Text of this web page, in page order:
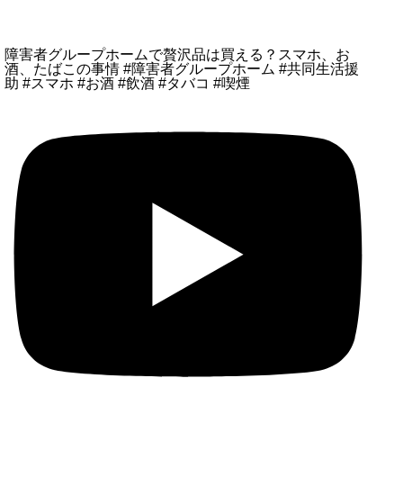
障害者グループホームで贅沢品は買える？スマホ、お
酒、たばこの事情 #障害者グループホーム #共同生活援
助 #スマホ #お酒 #飲酒 #タバコ #喫煙